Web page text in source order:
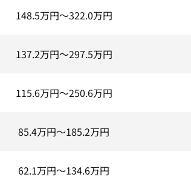
148.5万円～322.0万円
137.2万円～297.5万円
115.6万円～250.6万円
85.4万円～185.2万円
62.1万円～134.6万円